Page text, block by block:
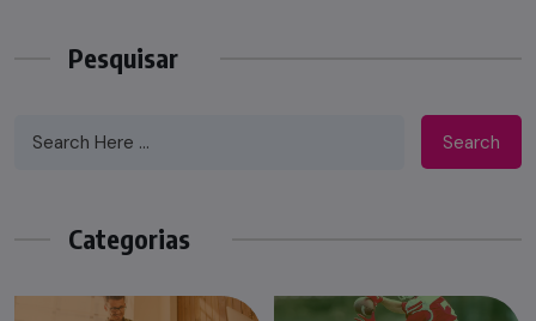
Pesquisar
Search
Categorias